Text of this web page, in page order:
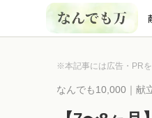
※本記事には広告・PRを
なんでも10,000｜献